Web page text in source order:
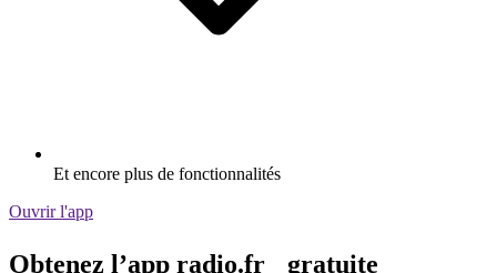
Et encore plus de fonctionnalités
Ouvrir l'app
Obtenez l’app radio.fr gratuite